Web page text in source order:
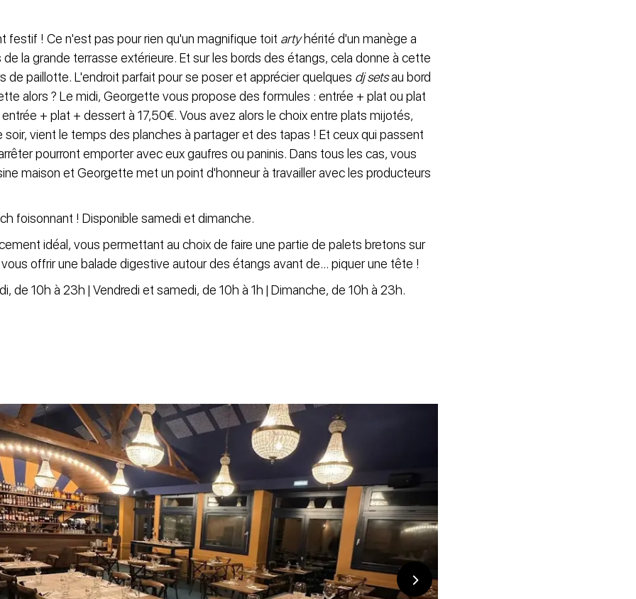
festif ! Ce n'est pas pour rien qu'un magnifique toit artyhérité d'un manège a
la grande terrasse extérieure. Et sur les bords des étangs, cela donne à cette
de paillotte. L'endroit parfait pour se poser et apprécier quelques dj setsau bord
alors ? Le midi, Georgette vous propose des formules : entrée + plat ou plat
+ plat + dessert à 17,50€. Vous avez alors le choix entre plats mijotés,
soir, vient le temps des planches à partager et des tapas ! Et ceux qui passent
pourront emporter avec eux gaufres ou paninis. Dans tous les cas, vous
maison et Georgette met un point d'honneur à travailler avec les producteurs
foisonnant ! Disponible samedi et dimanche.
idéal, vous permettant au choix de faire une partie de palets bretons sur
offrir une balade digestive autour des étangs avant de... piquer une tête !
de 10h à 23h | Vendredi et samedi, de 10h à 1h | Dimanche, de 10h à 23h.